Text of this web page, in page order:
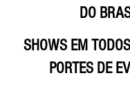
DO
SHOWS EM
PORTES DE